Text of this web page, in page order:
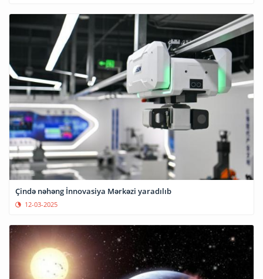
Çində nəhəng İnnovasiya Mərkəzi yaradılıb
12-03-2025